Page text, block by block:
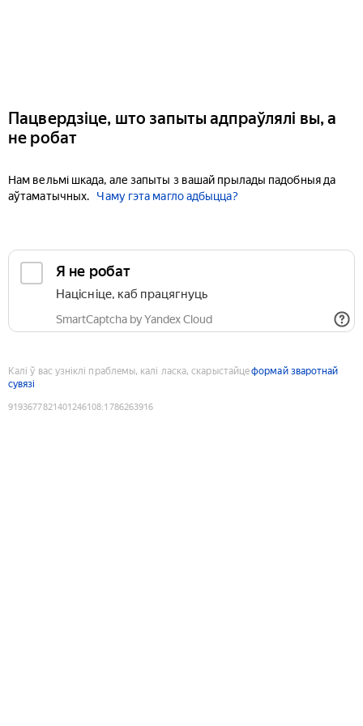
Пацвердзіце, што запыты адпраўлялі вы, а
не робат
Нам вельмі шкада, але запыты з вашай прылады падобныя да
аўтаматычных.
Чаму гэта магло адбыцца?
Я не робат
Націсніце, каб працягнуць
SmartCaptcha by Yandex Cloud
Калі ў вас узніклі праблемы, калі ласка, скарыстайцеформай зваротнай
сувязі
9193677821401246108:1786263916